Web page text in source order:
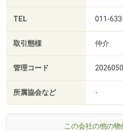
TEL 011-
取引態様 仲介
管理コード
所属協会など -
この会社の他の物